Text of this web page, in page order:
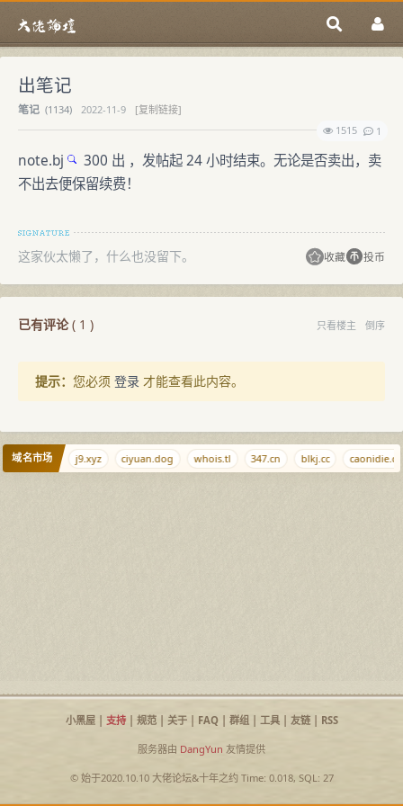
出笔记
笔记 (1134) 2022-11-9
[复制链接]
1515
1
note.bj
300 出 ，发帖起 24 小时结束。无论是否卖出，卖
不出去便保留续费！
这家伙太懒了，什么也没留下。 收藏 投币
已有评论( 1 ) 只看楼主 倒序
提示： 您必须 登录 才能查看此内容。
域名市场
niubi.cc j9.xyz ciyuan.dog whois.tl 347.cn blkj.cc
小黑屋| 支持| 规范| 关于| FAQ| 群组| 工具| 友链| RSS
服务器由 DangYun 友情提供
© 始于2020.10.10 大佬论坛&十年之约Time: 0.018, SQL: 27